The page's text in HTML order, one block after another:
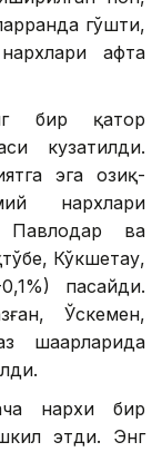
гўшти,
ҳафта
бир қатор
кузатилди.
эга озиқ-
нархлари
Павлодар ва
Кўкшетау,
пасайди.
Ўскемен,
шаҳарларида
нархи бир
этди. Энг